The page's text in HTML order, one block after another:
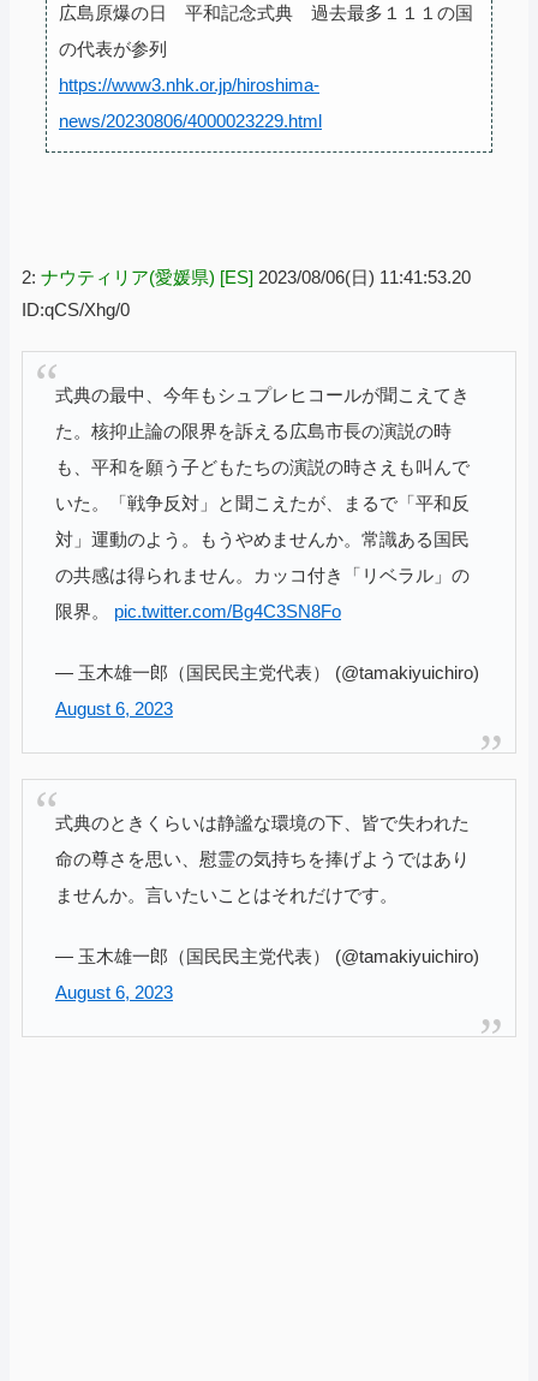
広島原爆の日 平和記念式典 過去最多１１１の国
の代表が参列
https://www3.nhk.or.jp/hiroshima-
news/20230806/4000023229.html
2: ナウティリア(愛媛県) [ES] 2023/08/06(日) 11:41:53.20
ID:qCS/Xhg/0
式典の最中、今年もシュプレヒコールが聞こえてき
た。核抑止論の限界を訴える広島市長の演説の時
も、平和を願う子どもたちの演説の時さえも叫んで
いた。「戦争反対」と聞こえたが、まるで「平和反
対」運動のよう。もうやめませんか。常識ある国民
の共感は得られません。カッコ付き「リベラル」の
限界。 pic.twitter.com/Bg4C3SN8Fo
— 玉木雄一郎（国民民主党代表） (@tamakiyuichiro)
August 6, 2023
式典のときくらいは静謐な環境の下、皆で失われた
命の尊さを思い、慰霊の気持ちを捧げようではあり
ませんか。言いたいことはそれだけです。
— 玉木雄一郎（国民民主党代表） (@tamakiyuichiro)
August 6, 2023